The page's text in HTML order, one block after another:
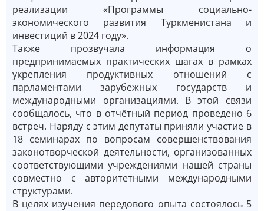
реализации «Программы социально-
экономического развития Туркменистана и
инвестиций в 2024 году».
Также прозвучала информация о
предпринимаемых практических шагах в рамках
укрепления продуктивных отношений с
парламентами зарубежных государств и
международными организациями. В этой связи
сообщалось, что в отчётный период проведено 6
встреч. Наряду с этим депутаты приняли участие в
18 семинарах по вопросам совершенствования
законотворческой деятельности, организованных
соответствующими учреждениями нашей страны
совместно с авторитетными международными
структурами.
В целях изучения передового опыта состоялось 5